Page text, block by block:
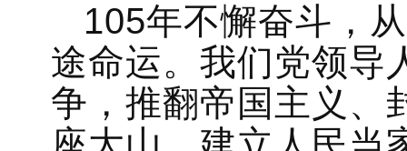
105年不懈奋斗，
途命运。我们党领导
争，推翻帝国主义、